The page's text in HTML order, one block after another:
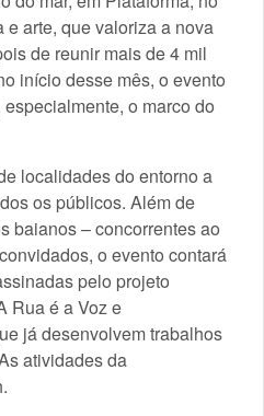
arte, que valoriza a nova
de reunir mais de 4 mil
início desse mês, o evento
o marco do
localidades do entorno a
os públicos. Além de
baianos – concorrentes ao
o evento contará
pelo projeto
Rua é a Voz e
já desenvolvem trabalhos
atividades da